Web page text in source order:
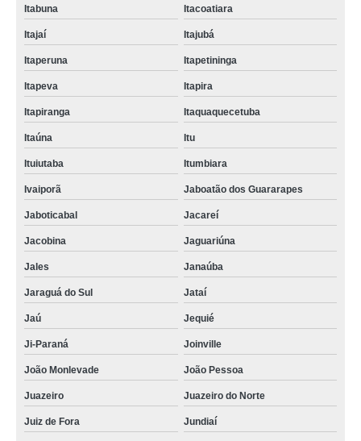
Itabuna Itacoatiara
Itajaí Itajubá
Itaperuna Itapetininga
Itapeva Itapira
Itapiranga Itaquaquecetuba
Itaúna Itu
Ituiutaba Itumbiara
Ivaiporã Jaboatão dos Guararapes
Jaboticabal Jacareí
Jacobina Jaguariúna
Jales Janaúba
Jaraguá do Sul Jataí
Jaú Jequié
Ji-Paraná Joinville
João Monlevade João Pessoa
Juazeiro Juazeiro do Norte
Juiz de Fora Jundiaí